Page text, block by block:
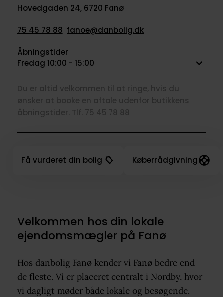
Hovedgaden 24, 6720 Fanø
75 45 78 88 fanoe@danbolig.dk
Åbningstider
Fredag 10:00 - 15:00
Få vurderet din bolig Køberrådgivning
Velkommen hos din lokale
ejendomsmægler på Fanø
Hos danbolig Fanø kender vi Fanø bedre end
de fleste. Vi er placeret centralt i Nordby, hvor
vi dagligt møder både lokale og besøgende.